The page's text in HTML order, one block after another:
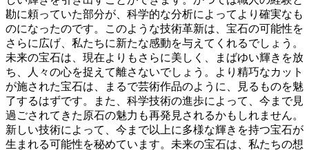
勘に頼っていた部分が、科学的な分析によってより確実なも
のになったのです。このような技術革新は、 宝石の可能性を
さらに広げ、私たちに新たな感動を与えてくれるでしょう。
未来の宝石は、現在よりもさらに美しく、まばゆい輝きを放
ち、人々の心を捉えて離さないでしょう。より精巧なカット
が施された宝石は、まるで芸術作品のように、見るものを魅
了するはずです。また、科学技術の進歩によって、 今まで見
過ごされてきた原石の魅力も再発見されるかもしれません。
新しい技術によって、今まで以上に多様な輝きを持つ宝石が
生まれる可能性を秘めています。未来の宝石は、私たちの想